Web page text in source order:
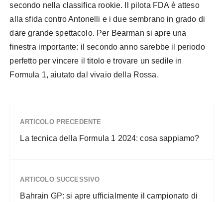
secondo nella classifica rookie. Il pilota FDA è atteso
alla sfida contro Antonelli e i due sembrano in grado di
dare grande spettacolo. Per Bearman si apre una
finestra importante: il secondo anno sarebbe il periodo
perfetto per vincere il titolo e trovare un sedile in
Formula 1, aiutato dal vivaio della Rossa.
ARTICOLO PRECEDENTE
La tecnica della Formula 1 2024: cosa sappiamo?
ARTICOLO SUCCESSIVO
Bahrain GP: si apre ufficialmente il campionato di